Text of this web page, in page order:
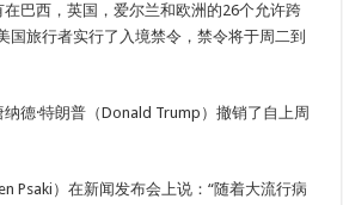
巴西，英国，爱尔兰和欧洲的26个允许跨
国旅行者实行了入境禁令，禁令将于周二到
德·特朗普（Donald Trump）撤销了自上周
Psaki）在新闻发布会上说：“随着大流行病